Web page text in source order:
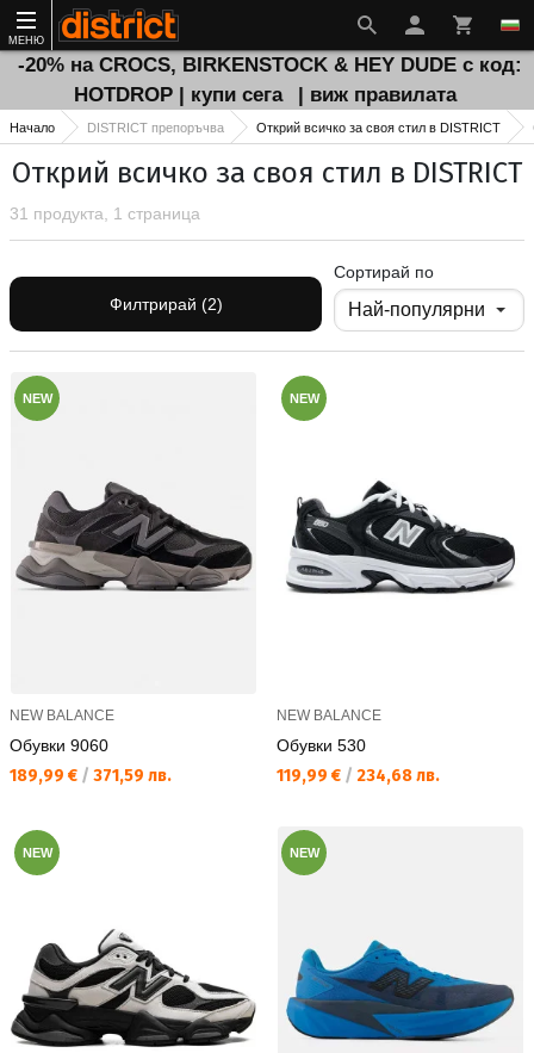
МЕНЮ
-20% на CROCS, BIRKENSTOCK & HEY DUDE с код:
HOTDROP | купи сега
| виж правилата
Начало DISTRICT препоръчва Открий всичко за своя стил в DISTRICT
Открий всичко за своя стил в DISTRICT
31 продукта, 1 страница
Филтрирай (2)
Сортирай по
NEW
NEW BALANCE
Обувки 9060
Текуща цена:
189,99 € / 371,59 лв.
NEW
NEW BALANCE
Обувки 530
Текуща цена:
119,99 € / 234,68 лв.
NEW NEW